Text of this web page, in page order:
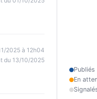
2025 à 12h04
du 13/10/2025
Publiés
En